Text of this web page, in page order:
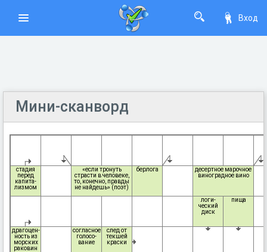
Вход
Мини-сканворд
стадия
перед
капита-
лизмом
«если тронуть
страсти в человеке,
то, конечно, правды
не найдешь» (поэт)
берлога
десертное марочное
виноградное вино
логи-
ческий
диск
пища
драгоцен-
ность из
морских
раковин
согласное
голосо-
вание
след от
текшей
краски